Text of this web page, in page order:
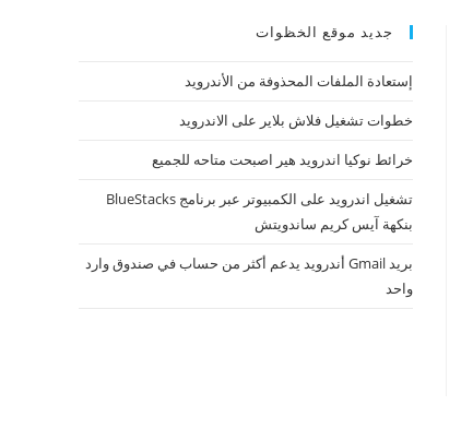
جديد موقع الخظوات
إستعادة الملفات المحذوفة من الأندرويد
خطوات تشغيل فلاش بلاير على الاندرويد
خرائط نوكيا اندرويد هير اصبحت متاحه للجميع
تشغيل اندرويد على الكمبيوتر عبر برنامج BlueStacks
بنكهة آيس كريم ساندويتش
بريد Gmail أندرويد يدعم أكثر من حساب في صندوق وارد
واحد